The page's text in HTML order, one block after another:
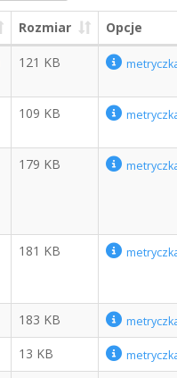
Rozmiar Opcje
121 KB
109 KB
179 KB
181 KB
183 KB
13 KB